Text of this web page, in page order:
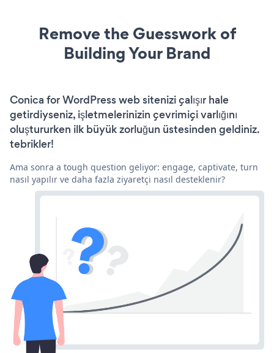
Remove the Guesswork of
Building Your Brand
Conica for WordPress web sitenizi çalışır hale
getirdiyseniz, işletmelerinizin çevrimiçi varlığını
oluştururken ilk büyük zorluğun üstesinden geldiniz.
tebrikler!
Ama sonra a tough question geliyor: engage, captivate, turn
nasıl yapılır ve daha fazla ziyaretçi nasıl desteklenir?